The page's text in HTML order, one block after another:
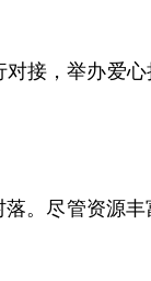
接，举办爱
。尽管资源